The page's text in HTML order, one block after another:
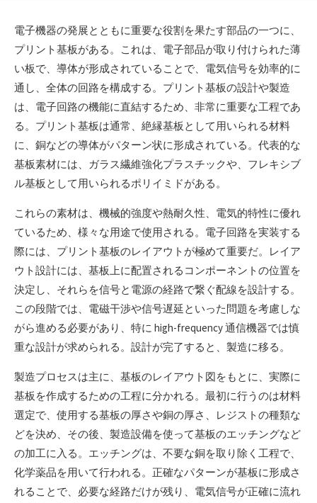
日
電子機器の発展とともに重要な役割を果たす部品の一つに、
プリント基板がある。
これは、電子部品が取り付けられた薄
い板で、導体が形成されていることで、電気信号を効率的に
通し、全体の回路を構成する。プリント基板の設計や製造
は、電子回路の機能に直結するため、非常に重要な工程であ
る。プリント基板は通常、絶縁基板として用いられる材料
に、銅などの導体がパターン状に形成されている。代表的な
基板素材には、ガラス繊維強化プラスチックや、フレキシブ
ル基板として用いられるポリイミドがある。
これらの素材は、機械的強度や熱耐久性、電気的特性に優れ
ているため、様々な用途で使用される。電子回路を実装する
際には、プリント基板のレイアウトが極めて重要だ。レイア
ウト設計には、基板上に配置されるコンポーネントの位置を
決定し、それらを信号と電源の経路で繋ぐ配線を設計する。
この段階では、電磁干渉や信号遅延といった問題を考慮しな
がら進める必要があり、特に high-frequency 通信機器では慎
重な設計が求められる。設計が完了すると、製造に移る。
製造プロセスは主に、基板のレイアウト図をもとに、実際に
基板を作成するための工程に分かれる。最初に行うのは材料
選定で、使用する基板の厚さや銅の厚さ、レジストの種類な
どを決め、その後、製造設備を使って基板のエッチングなど
の加工に入る。エッチングは、不要な銅を取り除く工程で、
化学薬品を用いて行われる。正確なパターンが基板に形成さ
れることで、必要な経路だけが残り、電気信号が正確に流れ